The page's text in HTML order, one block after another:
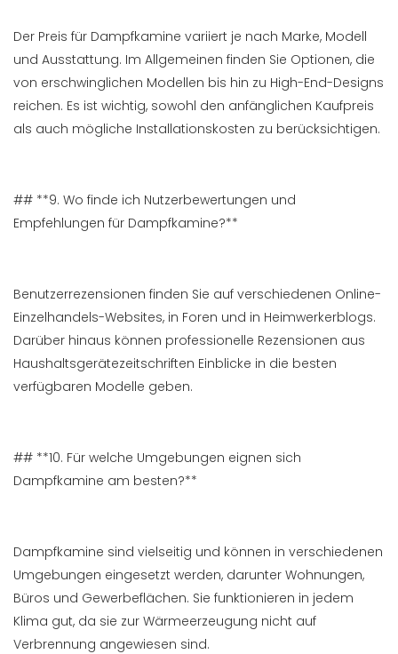
Der Preis für Dampfkamine variiert je nach Marke, Modell
und Ausstattung. Im Allgemeinen finden Sie Optionen, die
von erschwinglichen Modellen bis hin zu High-End-Designs
reichen. Es ist wichtig, sowohl den anfänglichen Kaufpreis
als auch mögliche Installationskosten zu berücksichtigen.
## **9. Wo finde ich Nutzerbewertungen und
Empfehlungen für Dampfkamine?**
Benutzerrezensionen finden Sie auf verschiedenen Online-
Einzelhandels-Websites, in Foren und in Heimwerkerblogs.
Darüber hinaus können professionelle Rezensionen aus
Haushaltsgerätezeitschriften Einblicke in die besten
verfügbaren Modelle geben.
## **10. Für welche Umgebungen eignen sich
Dampfkamine am besten?**
Dampfkamine sind vielseitig und können in verschiedenen
Umgebungen eingesetzt werden, darunter Wohnungen,
Büros und Gewerbeflächen. Sie funktionieren in jedem
Klima gut, da sie zur Wärmeerzeugung nicht auf
Verbrennung angewiesen sind.